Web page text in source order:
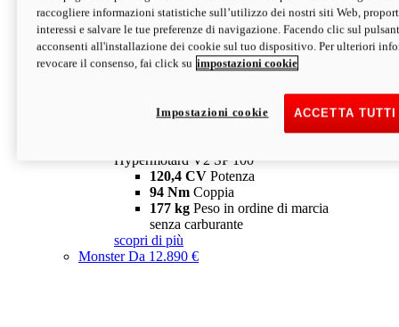
120,4 CVPotenza
94 NmCoppia
177 kgPeso in ordine di marcia
senza carburante
Depotenziata 35 kW: 18.890 € i
configura scopri di più
Hypermotard V2 SP 100
120,4 CV Potenza
94 Nm Coppia
177 kg Peso in ordine di marcia
senza carburante
scopri di più
MonsterDa 12.890 €
raccogliere informazioni statistiche sull’utilizzo dei nostri siti Web,
interessi e salvare le tue preferenze di navigazione. Facendo clic sul
acconsenti all'installazione dei cookie sul tuo dispositivo. Per ulteriori
revocare il consenso, fai click su impostazioni cookie
ACCETTA
Impostazioni cookie